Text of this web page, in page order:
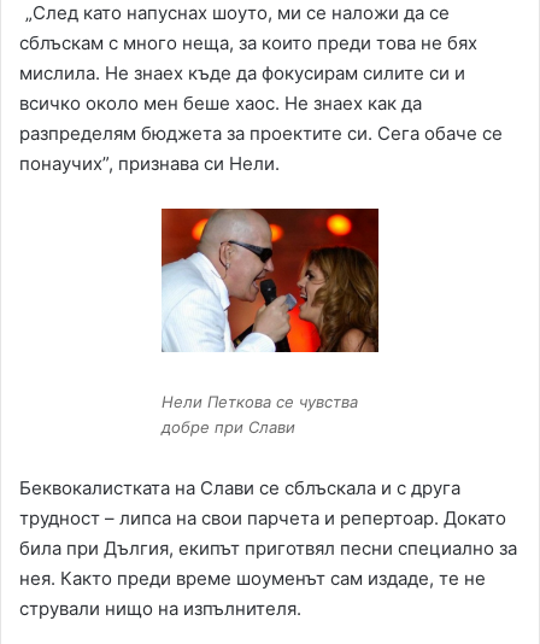
„След като напуснах шоуто, ми се наложи да се
сблъскам с много неща, за които преди това не бях
мислила. Не знаех къде да фокусирам силите си и
всичко около мен беше хаос. Не знаех как да
разпределям бюджета за проектите си. Сега обаче се
понаучих”, признава си Нели.
Нели Петкова се чувства
добре при Слави
Беквокалистката на Слави се сблъскала и с друга
трудност – липса на свои парчета и репертоар. Докато
била при Дългия, екипът приготвял песни специално за
нея. Както преди време шоуменът сам издаде, те не
стрували нищо на изпълнителя.